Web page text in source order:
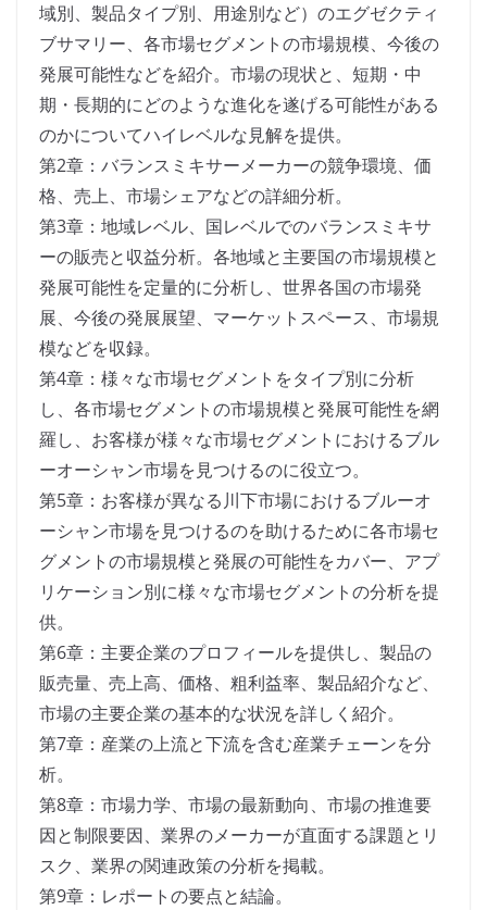
域別、製品タイプ別、用途別など）のエグゼクティ
ブサマリー、各市場セグメントの市場規模、今後の
発展可能性などを紹介。市場の現状と、短期・中
期・長期的にどのような進化を遂げる可能性がある
のかについてハイレベルな見解を提供。
第2章：バランスミキサーメーカーの競争環境、価
格、売上、市場シェアなどの詳細分析。
第3章：地域レベル、国レベルでのバランスミキサ
ーの販売と収益分析。各地域と主要国の市場規模と
発展可能性を定量的に分析し、世界各国の市場発
展、今後の発展展望、マーケットスペース、市場規
模などを収録。
第4章：様々な市場セグメントをタイプ別に分析
し、各市場セグメントの市場規模と発展可能性を網
羅し、お客様が様々な市場セグメントにおけるブル
ーオーシャン市場を見つけるのに役立つ。
第5章：お客様が異なる川下市場におけるブルーオ
ーシャン市場を見つけるのを助けるために各市場セ
グメントの市場規模と発展の可能性をカバー、アプ
リケーション別に様々な市場セグメントの分析を提
供。
第6章：主要企業のプロフィールを提供し、製品の
販売量、売上高、価格、粗利益率、製品紹介など、
市場の主要企業の基本的な状況を詳しく紹介。
第7章：産業の上流と下流を含む産業チェーンを分
析。
第8章：市場力学、市場の最新動向、市場の推進要
因と制限要因、業界のメーカーが直面する課題とリ
スク、業界の関連政策の分析を掲載。
第9章：レポートの要点と結論。